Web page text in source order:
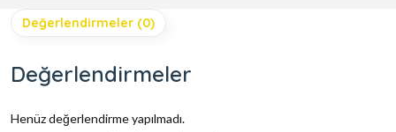
Değerlendirmeler (0)
Değerlendirmeler
Henüz değerlendirme yapılmadı.